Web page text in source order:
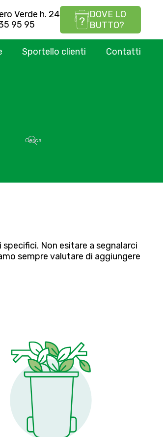
Verde h. 24
95 95
DOVE LO
BUTTO?
Sportello clienti Contatti
Non esitare a segnalarci
sempre valutare di aggiungere